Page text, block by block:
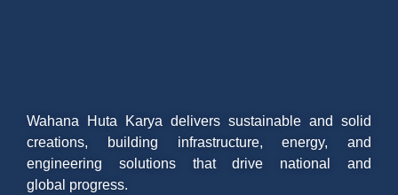
Wahana Huta Karya delivers sustainable and solid
creations, building infrastructure, energy, and
engineering solutions that drive national and
global progress.